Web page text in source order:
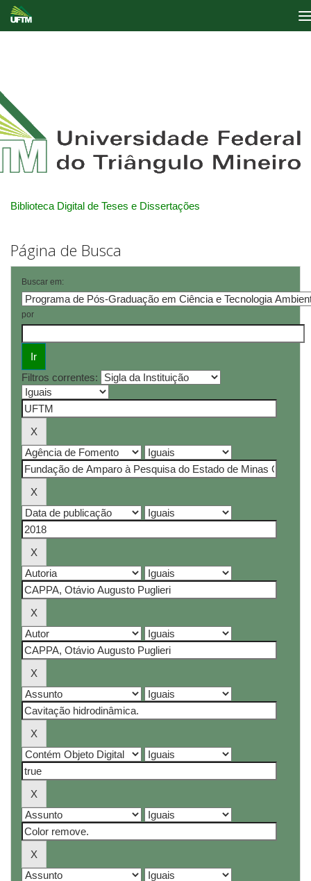
Biblioteca Digital de Teses e Dissertações
Página de Busca
Buscar em:
por
Filtros correntes: